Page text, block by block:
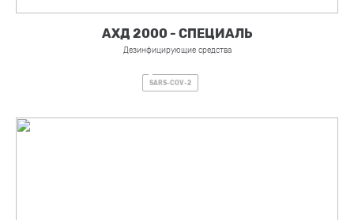
АХД 2000 - СПЕЦИАЛЬ
Дезинфицирующие средства
SARS-COV-2